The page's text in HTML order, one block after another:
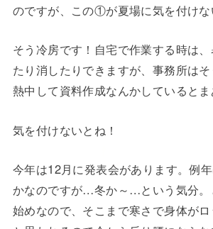
のですが、この①が夏場に気を付けな
そう冷房です！自宅で作業する時は
たり消したりできますが、事務所は
熱中して資料作成なんかしているとま
気を付けないとね！
今年は12月に発表会があります。例
かなのですが…冬か～…という気分。
始めなので、そこまで寒さで身体が